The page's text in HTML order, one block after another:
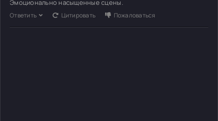
Эмоционально насыщенные сцены.
Ответить Цитировать Пожаловаться